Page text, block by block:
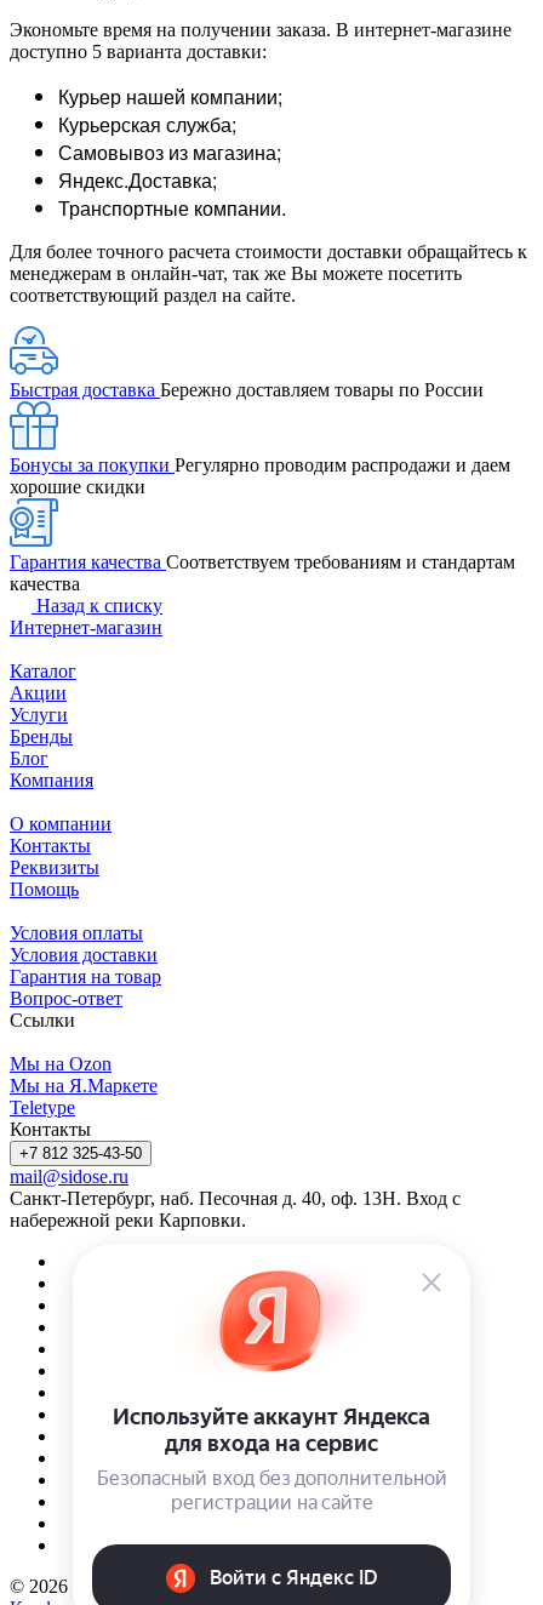
Экономьте время на получении заказа. В интернет-магазине
доступно 5 варианта доставки:
Курьер нашей компании;
Курьерская служба;
Самовывоз из магазина;
Яндекс.Доставка;
Транспортные компании.
Для более точного расчета стоимости доставки обращайтесь к
менеджерам в онлайн-чат, так же Вы можете посетить
соответствующий раздел на сайте.
Быстрая доставка Бережно доставляем товары по России
Бонусы за покупки Регулярно проводим распродажи и даем
хорошие скидки
Гарантия качества Соответствуем требованиям и стандартам
качества
Назад к списку
Интернет-магазин
Каталог
Акции
Услуги
Бренды
Блог
Компания
О компании
Контакты
Реквизиты
Помощь
Условия оплаты
Условия доставки
Гарантия на товар
Вопрос-ответ
Ссылки
Мы на Ozon
Мы на Я.Маркете
Teletype
Контакты
+7 812 325-43-50
mail@sidose.ru
Санкт-Петербург, наб. Песочная д. 40, оф. 13Н. Вход с
набережной реки Карповки.
© 2026 Интернет-магазин Sidose